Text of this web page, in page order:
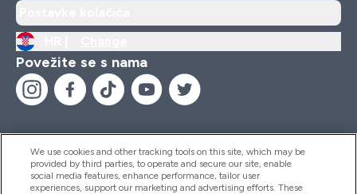
Povežite se s nama
Pomoć I Informacije
We use cookies and other tracking tools on this site, which may be
provided by third parties, to operate and secure our site, enable
social media features, enhance performance, tailor user
experiences, support our marketing and advertising efforts. These